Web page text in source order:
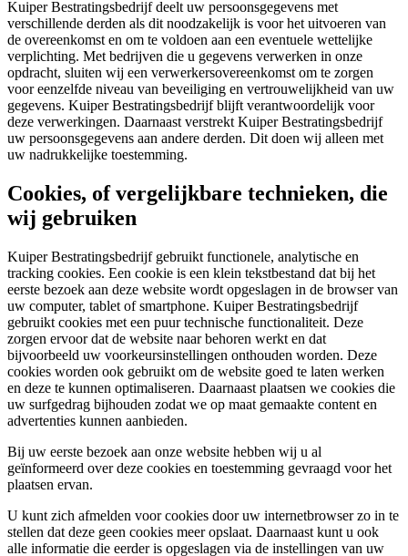
Kuiper Bestratingsbedrijf deelt uw persoonsgegevens met
verschillende derden als dit noodzakelijk is voor het uitvoeren van
de overeenkomst en om te voldoen aan een eventuele wettelijke
verplichting. Met bedrijven die u gegevens verwerken in onze
opdracht, sluiten wij een verwerkersovereenkomst om te zorgen
voor eenzelfde niveau van beveiliging en vertrouwelijkheid van uw
gegevens. Kuiper Bestratingsbedrijf blijft verantwoordelijk voor
deze verwerkingen. Daarnaast verstrekt Kuiper Bestratingsbedrijf
uw persoonsgegevens aan andere derden. Dit doen wij alleen met
uw nadrukkelijke toestemming.
Cookies, of vergelijkbare technieken, die
wij gebruiken
Kuiper Bestratingsbedrijf gebruikt functionele, analytische en
tracking cookies. Een cookie is een klein tekstbestand dat bij het
eerste bezoek aan deze website wordt opgeslagen in de browser van
uw computer, tablet of smartphone. Kuiper Bestratingsbedrijf
gebruikt cookies met een puur technische functionaliteit. Deze
zorgen ervoor dat de website naar behoren werkt en dat
bijvoorbeeld uw voorkeursinstellingen onthouden worden. Deze
cookies worden ook gebruikt om de website goed te laten werken
en deze te kunnen optimaliseren. Daarnaast plaatsen we cookies die
uw surfgedrag bijhouden zodat we op maat gemaakte content en
advertenties kunnen aanbieden.
Bij uw eerste bezoek aan onze website hebben wij u al
geïnformeerd over deze cookies en toestemming gevraagd voor het
plaatsen ervan.
U kunt zich afmelden voor cookies door uw internetbrowser zo in te
stellen dat deze geen cookies meer opslaat. Daarnaast kunt u ook
alle informatie die eerder is opgeslagen via de instellingen van uw